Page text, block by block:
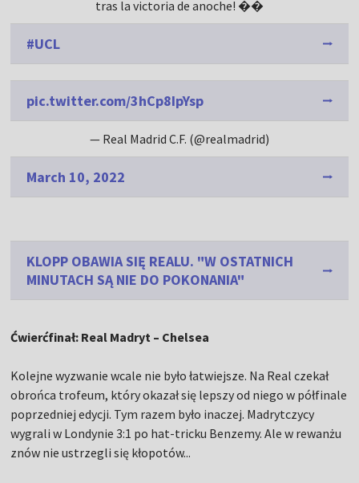
tras la victoria de anoche! ��
#UCL
pic.twitter.com/3hCp8IpYsp
— Real Madrid C.F. (@realmadrid)
March 10, 2022
KLOPP OBAWIA SIĘ REALU. "W OSTATNICH
MINUTACH SĄ NIE DO POKONANIA"
Ćwierćfinał: Real Madryt – Chelsea
Kolejne wyzwanie wcale nie było łatwiejsze. Na Real czekał
obrońca trofeum, który okazał się lepszy od niego w półfinale
poprzedniej edycji. Tym razem było inaczej. Madrytczycy
wygrali w Londynie 3:1 po hat-tricku Benzemy. Ale w rewanżu
znów nie ustrzegli się kłopotów...